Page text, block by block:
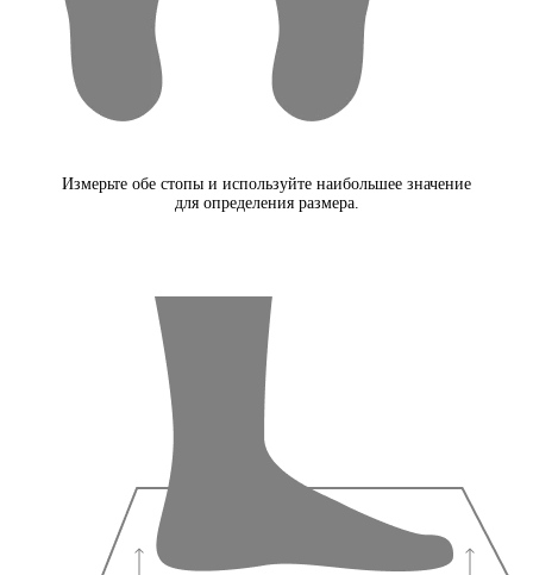
Измерьте обе стопы и используйте наибольшее значение
для определения размера.